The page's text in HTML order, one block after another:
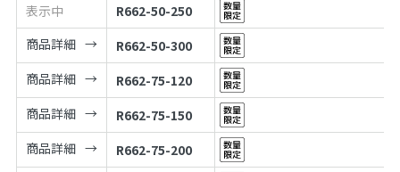
表示中
R662-50-250
商品詳細
R662-50-300
商品詳細
R662-75-120
商品詳細
R662-75-150
商品詳細
R662-75-200